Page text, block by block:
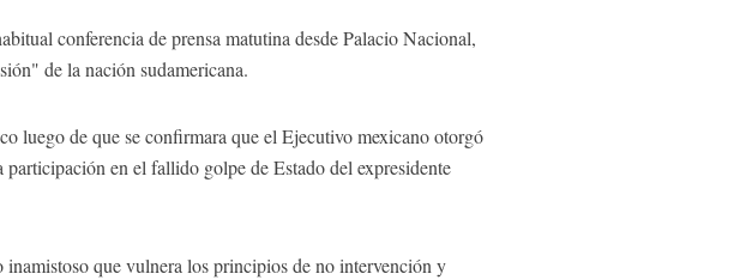
conferencia de prensa matutina desde Palacio Nacional,
de la nación sudamericana.
luego de que se confirmara que el Ejecutivo mexicano otorgó
en el fallido golpe de Estado del expresidente
que vulnera los principios de no intervención y